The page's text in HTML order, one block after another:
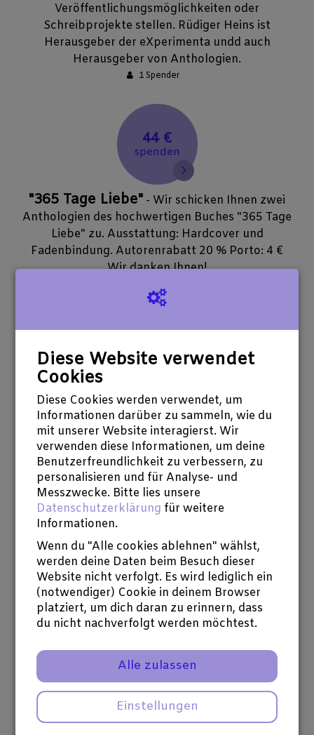
Veröffentlichungsmöglichkeiten oder
Schreibprojekte stellen. Rüdiger Heins ist
Herausgeber der eXperimenta undd auch
Herausgeber von Anthologien.
1 Spender
44 €
spenden
"365 Tage Liebe" - Wir schicken Ihnen zwei
Anthologien des hochwertigen Buches "365 Tage
Liebe" zu. Ausstattung: Hardcover und
Fadenbindung. Autorenrabatt 20 % Porto: 4 €
Wir danken Ihnen!
50 €
spenden
Wandern und Schreiben- Auf einer
Wanderung über den Rochusberg, bei Bingen,
werden an verschiedenen Stationen Übungen aus
dem Kreativen Schreiben angeleitet, die sich mit
der Natur der Landschaft beschäftigen. Unter
Anleitung des Autors und Verlegers Rüdiger
Heins bewegen sich die Teilnehmer schreibend
auf einem überschaubaren Gebiet. Mit dieser
Spende unterstützen Sie die Produktionskosten
für ein Filmprojekt der Anthologie "365 Tage
Liebe".
Noch 10 verfügbar
50 €
spenden
365 Tage Liebe aus Solidarität- Sie
Diese Website verwendet
Cookies
Diese Cookies werden verwendet, um
Informationen darüber zu sammeln, wie du
mit unserer Website interagierst. Wir
verwenden diese Informationen, um deine
Benutzerfreundlichkeit zu verbessern, zu
personalisieren und für Analyse- und
Messzwecke. Bitte lies unsere
Datenschutzerklärung für weitere
Informationen.
Wenn du "Alle cookies ablehnen" wählst,
werden deine Daten beim Besuch dieser
Website nicht verfolgt. Es wird lediglich ein
(notwendiger) Cookie in deinem Browser
platziert, um dich daran zu erinnern, dass
du nicht nachverfolgt werden möchtest.
Alle zulassen
Einstellungen